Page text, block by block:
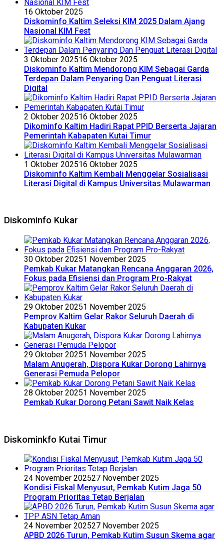
16 Oktober 2025
Diskominfo Kaltim Seleksi KIM 2025 Dalam Ajang
Nasional KIM Fest
3 Oktober 202516 Oktober 2025
Diskominfo Kaltim Mendorong KIM Sebagai Garda
Terdepan Dalam Penyaring Dan Penguat Literasi
Digital
2 Oktober 202516 Oktober 2025
Dikominfo Kaltim Hadiri Rapat PPID Berserta Jajaran
Pemerintah Kabapaten Kutai Timur
1 Oktober 202516 Oktober 2025
Diskominfo Kaltim Kembali Menggelar Sosialisasi
Literasi Digital di Kampus Universitas Mulawarman
Diskominfo Kukar
30 Oktober 20251 November 2025
Pemkab Kukar Matangkan Rencana Anggaran 2026,
Fokus pada Efisiensi dan Program Pro-Rakyat
29 Oktober 20251 November 2025
Pemprov Kaltim Gelar Rakor Seluruh Daerah di
Kabupaten Kukar
29 Oktober 20251 November 2025
Malam Anugerah, Dispora Kukar Dorong Lahirnya
Generasi Pemuda Pelopor
28 Oktober 20251 November 2025
Pemkab Kukar Dorong Petani Sawit Naik Kelas
Diskominkfo Kutai Timur
24 November 202527 November 2025
Kondisi Fiskal Menyusut, Pemkab Kutim Jaga 50
Program Prioritas Tetap Berjalan
24 November 202527 November 2025
APBD 2026 Turun, Pemkab Kutim Susun Skema agar